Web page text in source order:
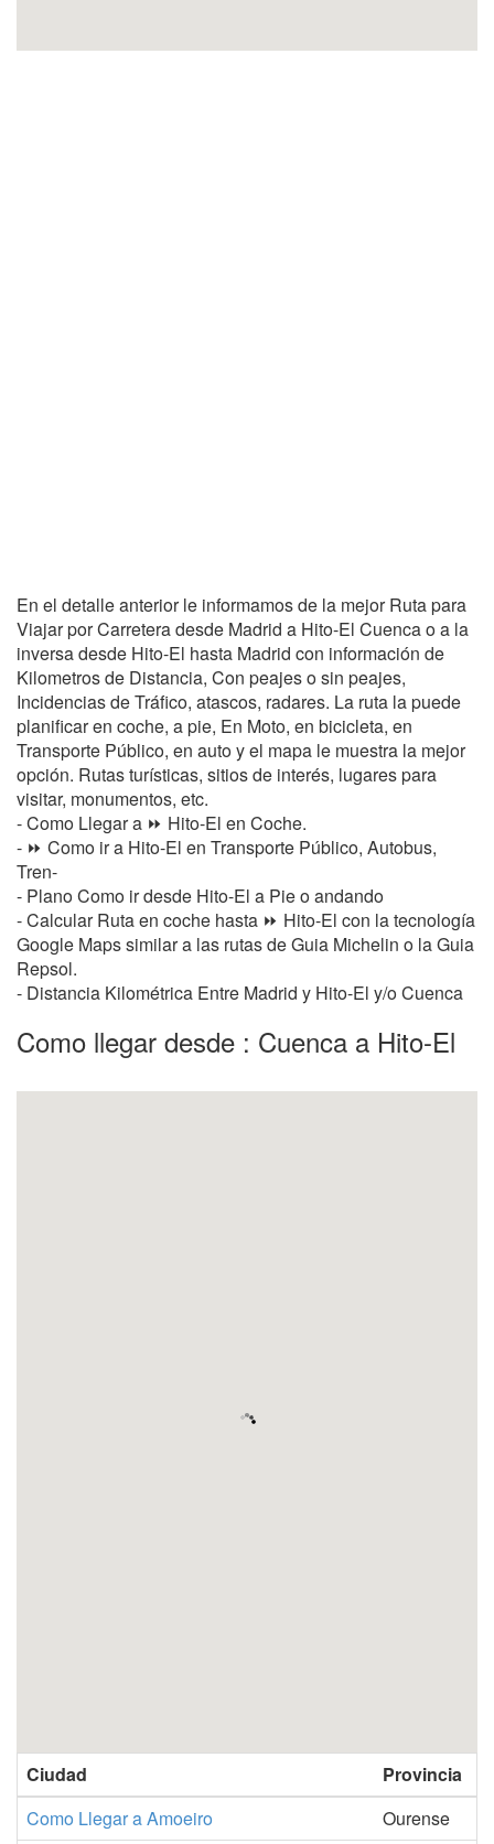
En el detalle anterior le informamos de la mejor Ruta para
Viajar por Carretera desde Madrid a Hito-El Cuenca o a la
inversa desde Hito-El hasta Madrid con información de
Kilometros de Distancia, Con peajes o sin peajes,
Incidencias de Tráfico, atascos, radares. La ruta la puede
planificar en coche, a pie, En Moto, en bicicleta, en
Transporte Público, en auto y el mapa le muestra la mejor
opción. Rutas turísticas, sitios de interés, lugares para
visitar, monumentos, etc.
- Como Llegar a ⏩ Hito-El en Coche.
- ⏩ Como ir a Hito-El en Transporte Público, Autobus,
Tren-
- Plano Como ir desde Hito-El a Pie o andando
- Calcular Ruta en coche hasta ⏩ Hito-El con la tecnología
Google Maps similar a las rutas de Guia Michelin o la Guia
Repsol.
- Distancia Kilométrica Entre Madrid y Hito-El y/o Cuenca
Como llegar desde : Cuenca a Hito-El
Ciudad
Provincia
Como Llegar a Amoeiro
Ourense